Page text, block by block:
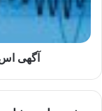
خودرو
آگهی